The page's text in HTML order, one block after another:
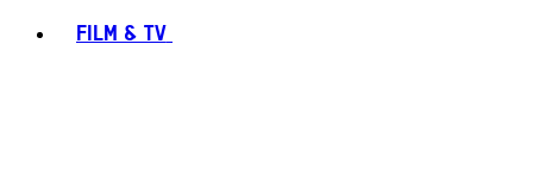
FILM & TV